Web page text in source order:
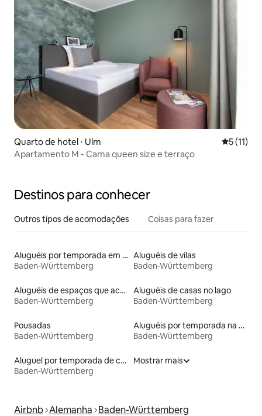
Quarto de hotel ⋅ Ulm 5 de uma
5 (11)
Apartamento M - Cama queen size e terraço
Destinos para conhecer
Outros tipos de acomodações Coisas para fazer
Aluguéis por temporada em albergue
Baden-Württemberg
Aluguéis de vilas
Baden-Württemberg
Aluguéis de espaços que aceitam animais de estimação
Baden-Württemberg
Aluguéis de casas no lago
Baden-Württemberg
Pousadas
Baden-Württemberg
Aluguéis por temporada na orla
Baden-Württemberg
Aluguel por temporada de casas de veraneio
Baden-Württemberg
Mostrar mais
Airbnb Alemanha Baden-Württemberg